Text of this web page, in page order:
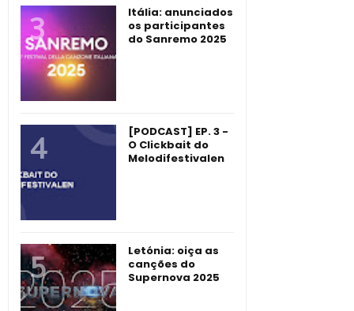
Itália: anunciados
os participantes
do Sanremo 2025
[PODCAST] EP. 3 -
O Clickbait do
Melodifestivalen
Letónia: oiça as
canções do
Supernova 2025